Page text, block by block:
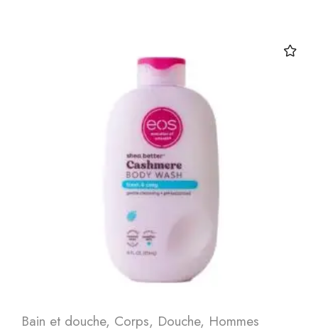
Bain et douche, Corps, Douche, Hommes